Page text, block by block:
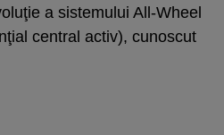
a sistemului All-Wheel
central activ), cunoscut